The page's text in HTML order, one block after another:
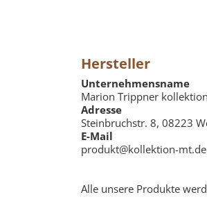
Hersteller
Unternehmensname
Marion Trippner
Adresse
Steinbruchstr. 8, 08223
E-Mail
produkt@kollektion-mt.de
Alle unsere Produkte